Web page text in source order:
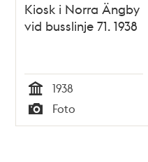
Kiosk i Norra Ängby
vid busslinje 71. 1938
Tid
1938
Typ
Foto